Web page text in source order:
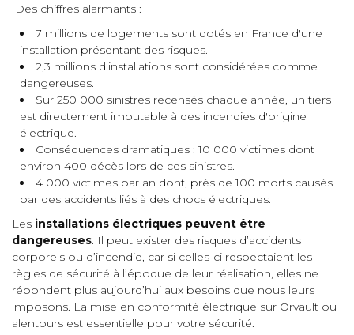
Des chiffres alarmants :
7 millions de logements sont dotés en France d'une
installation présentant des risques.
2,3 millions d'installations sont considérées comme
dangereuses.
Sur 250 000 sinistres recensés chaque année, un tiers
est directement imputable à des incendies d'origine
électrique.
Conséquences dramatiques : 10 000 victimes dont
environ 400 décès lors de ces sinistres.
4 000 victimes par an dont, près de 100 morts causés
par des accidents liés à des chocs électriques.
Les installations électriques peuvent être
dangereuses. Il peut exister des risques d’accidents
corporels ou d’incendie, car si celles-ci respectaient les
règles de sécurité à l’époque de leur réalisation, elles ne
répondent plus aujourd’hui aux besoins que nous leurs
imposons. La mise en conformité électrique sur Orvault ou
alentours est essentielle pour votre sécurité.